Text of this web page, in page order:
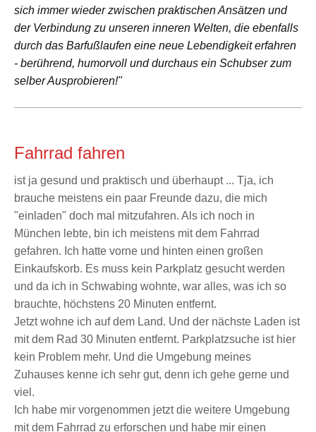
sich immer wieder zwischen praktischen Ansätzen und
der Verbindung zu unseren inneren Welten, die ebenfalls
durch das Barfußlaufen eine neue Lebendigkeit erfahren
- berührend, humorvoll und durchaus ein Schubser zum
selber Ausprobieren!"
Fahrrad fahren
ist ja gesund und praktisch und überhaupt ... Tja, ich
brauche meistens ein paar Freunde dazu, die mich
"einladen" doch mal mitzufahren. Als ich noch in
München lebte, bin ich meistens mit dem Fahrrad
gefahren. Ich hatte vorne und hinten einen großen
Einkaufskorb. Es muss kein Parkplatz gesucht werden
und da ich in Schwabing wohnte, war alles, was ich so
brauchte, höchstens 20 Minuten entfernt.
Jetzt wohne ich auf dem Land. Und der nächste Laden ist
mit dem Rad 30 Minuten entfernt. Parkplatzsuche ist hier
kein Problem mehr. Und die Umgebung meines
Zuhauses kenne ich sehr gut, denn ich gehe gerne und
viel.
Ich habe mir vorgenommen jetzt die weitere Umgebung
mit dem Fahrrad zu erforschen und habe mir einen